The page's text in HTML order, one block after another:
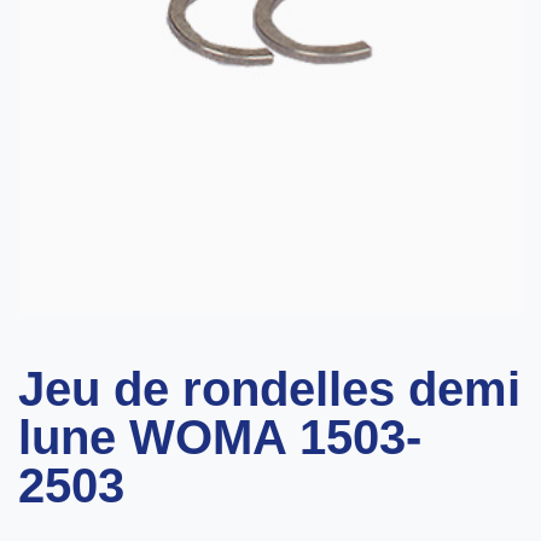
Jeu de rondelles demi
lune WOMA 1503-
2503